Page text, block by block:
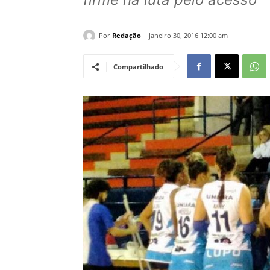
Por Redação janeiro 30, 2016 12:00 am
Compartilhado